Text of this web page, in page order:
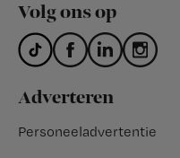
Volg ons op
Adverteren
Personeeladvertentie